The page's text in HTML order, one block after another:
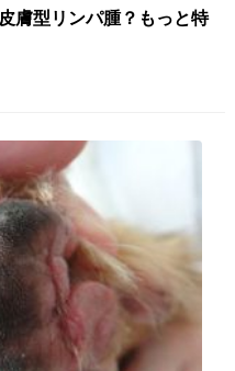
膚型リンパ腫？もっと特